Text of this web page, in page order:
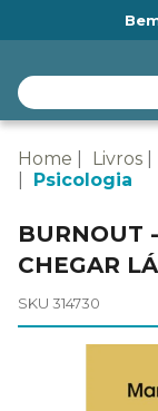
Home Livros
Psicologia
BURNOUT
CHEGAR LÁ
SKU 314730